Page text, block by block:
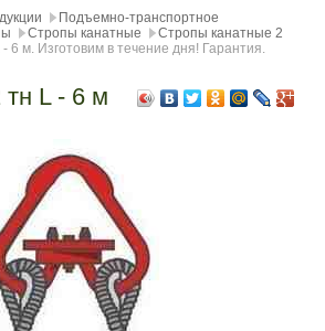
Подъемно-транспортное
Стропы канатные
Стропы канатные 2
6 м. Изготовим в течение дня! Гарантия.
L - 6 м